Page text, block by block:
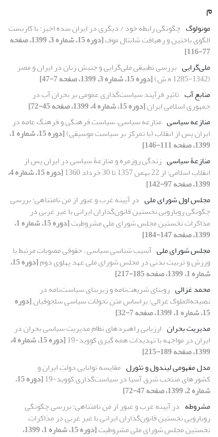
م
مونولوگ چگونگی رابطه خود / دیگری در ایران سده اخیر: با کاربست
الگوی باختین و رهیافت شانتال موف
[دوره 15، شماره 3، 1399، صفحه
77-116]
ملی‌گرایی بررسی تطبیقی ملی‌گرایی و جنبش زنان در ایران و مصر
(1342-1285 ه.ش)
[دوره 15، شماره 3، 1399، صفحه 7-47]
منابع آب تاثیر فرآیند سیاست‌گذاری عمومی بر بحران آب در
جمهوری اسلامی ایران[دوره 15، شماره 4، 1399، صفحه 45-72]
منازعه سیاسی منازعه سیاسی، سیاست فرهنگی و فرهنگ عامه در
ایران پس از انقلاب (با تمرکز بر سیاست موسیقی)
[دوره 15، شماره 1،
1399، صفحه 111-146]
منازعۀ سیاسی زندگی روزمره و منازعۀ سیاسی در ایران پس از
انقلاب اسلامی؛ از 22 بهمن 1357 تا 30 خرداد 1360
[دوره 15، شماره 4،
1399، صفحه 97-142]
مجلس اول شورای ملی در آیینه غرب و عبور از مَنِ نامتناهی؛ بررسی
چگونگی رویارویی نخستین قانون‌گذاران ایرانی با غیرِ غربی در
مذاکرات نخستین مجلس شورای ملی مشروطیت
[دوره 15، شماره 1،
1399، صفحه 147-184]
مجلس شورای ملی آسیب شناسی سیاسی – حقوقی مصوبات مرتبط با
ورزش و تربیت بدنی در مجلس شورای ملی عهد پهلوی دوم
[دوره 15،
شماره 1، 1399، صفحه 185-217]
محمد غزالی روبنای شریعت‌‌نامه و زیربنای سیاست‌‌نامه در
نصیحه‌‌الملوک غزالی؛ براساس متن تحولات سیاسی سلجوقیان[دوره
15، شماره 1، 1399، صفحه 7-32]
مدیریت بحران ارزیابی راهبردهای نظام مدیریت سیاسی بحران در
ایران در مواجهه با تهدیدات همه گیری کووید-19
[دوره 15، شماره 4،
1399، صفحه 189-215]
مدل مفهومی لیندول و تئورل مقایسه توانایی دولتِ ایران و
کشور‌های منتخبِ شرقِ آسیا در سیاست‌گذاری کووید-19
[دوره 15،
شماره 2، 1399، صفحه 47-72]
مشروطه در آیینه غرب و عبور از مَنِ نامتناهی؛ بررسی چگونگی
رویارویی نخستین قانون‌گذاران ایرانی با غیرِ غربی در مذاکرات
نخستین مجلس شورای ملی مشروطیت
[دوره 15، شماره 1، 1399،